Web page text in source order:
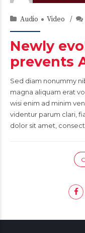
Audio Video
Newly
prevents
Sed diam nonummy
magna aliquam erat
wisi enim ad minim
videntur parum clari,
dolor sit amet,